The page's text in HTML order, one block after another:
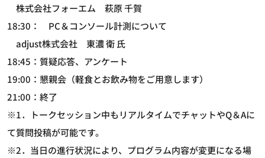
株式会社フォーエム 萩原 千賀
18:30： PC＆コンソール計測について
adjust株式会社 東濃 衛 氏
18:45：質疑応答、アンケート
19:00：懇親会（軽食とお飲み物をご用意します）
21:00：終了
※1．トークセッション中もリアルタイムでチャットやQ＆Aに
て質問投稿が可能です。
※2．当日の進行状況により、プログラム内容が変更になる場